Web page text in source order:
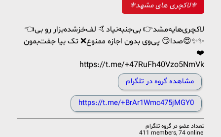
⚜لاکچری های مشهد⚜
👈لاکچری‌هایه‌مشد👉 بی‌جنبه‌نیاد‌🤙 لف‌خز‌شده‌بزار‌ رو بی‌
صدا😏 پی‌وی بدون اجازه ممنوع❌ تک‌ بیا جفت‌بمون😍✨✨
❤️
https://t.me/+47RuFh40Vzo5NmVk
مشاهده گروه در تلگرام
https://t.me/+BrAr1Wmc475jMGY0
تعداد عضو در گروه تلگرام
411 members, 74 online